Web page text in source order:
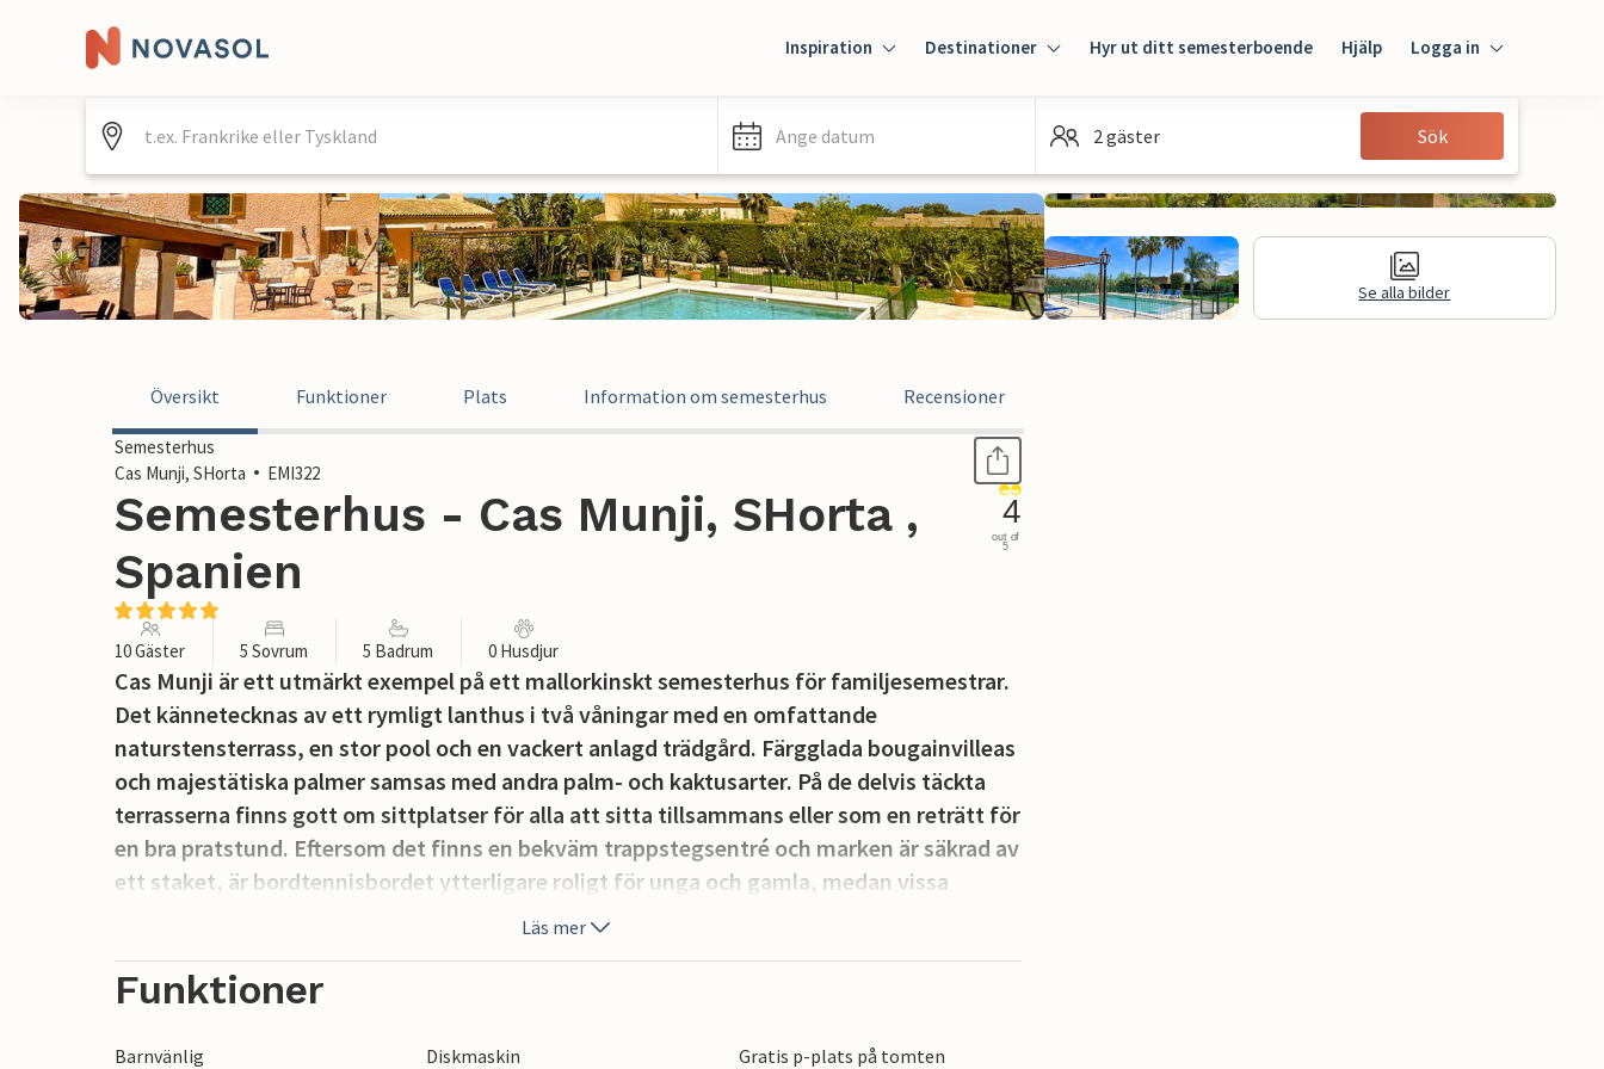
Inspiration Destinationer Hyr ut ditt semesterboende Hjälp Logga in
Gäst
Ange datum 2 gäster Sök
Se alla bilder
Översikt Funktioner Plats Information om semesterhus Recensioner
Semesterhus
Cas Munji, SHorta
EMI322
Semesterhus - Cas Munji, SHorta ,
Spanien
4
out of
5
10 Gäster 5 Sovrum 5 Badrum 0 Husdjur
Cas Munji är ett utmärkt exempel på ett mallorkinskt semesterhus för familjesemestrar.
Det kännetecknas av ett rymligt lanthus i två våningar med en omfattande
naturstensterrass, en stor pool och en vackert anlagd trädgård. Färgglada bougainvilleas
och majestätiska palmer samsas med andra palm- och kaktusarter. På de delvis täckta
terrasserna finns gott om sittplatser för alla att sitta tillsammans eller som en reträtt för
en bra pratstund. Eftersom det finns en bekväm trappstegsentré och marken är säkrad av
ett staket, är bordtennisbordet ytterligare roligt för unga och gamla, medan vissa
kopplar av i solen på en av solstolarna eller spelar ett parti bordtennis Medan du simmar i
får dig att känna dig som hemma på semestern och låter dig helt njuta av lyxig
Läs mer
Funktioner
Barnvänlig Diskmaskin
Gratis p-plats på tomten